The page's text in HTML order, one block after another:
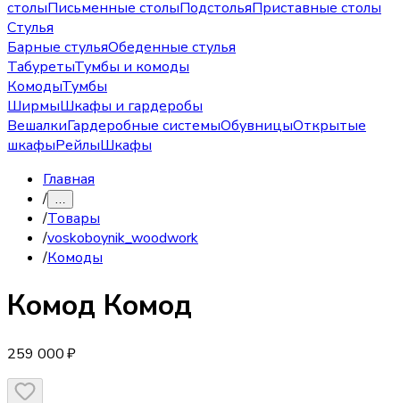
столыПисьменные столыПодстольяПриставные столы
Стулья
Барные стульяОбеденные стулья
ТабуретыТумбы и комоды
КомодыТумбы
ШирмыШкафы и гардеробы
ВешалкиГардеробные системыОбувницыОткрытые
шкафыРейлыШкафы
Главная
/ …
/Товары
/voskoboynik_woodwork
/Комоды
Комод Комод
259 000 ₽